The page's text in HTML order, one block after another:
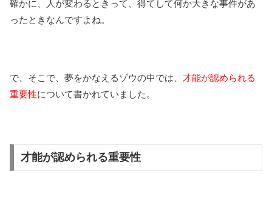
確かに、人が変わるときって、得てして何か大きな事件があ
ったときなんですよね。
で、そこで、夢をかなえるゾウの中では、 才能が認められる
重要性について書かれていました。
才能が認められる重要性